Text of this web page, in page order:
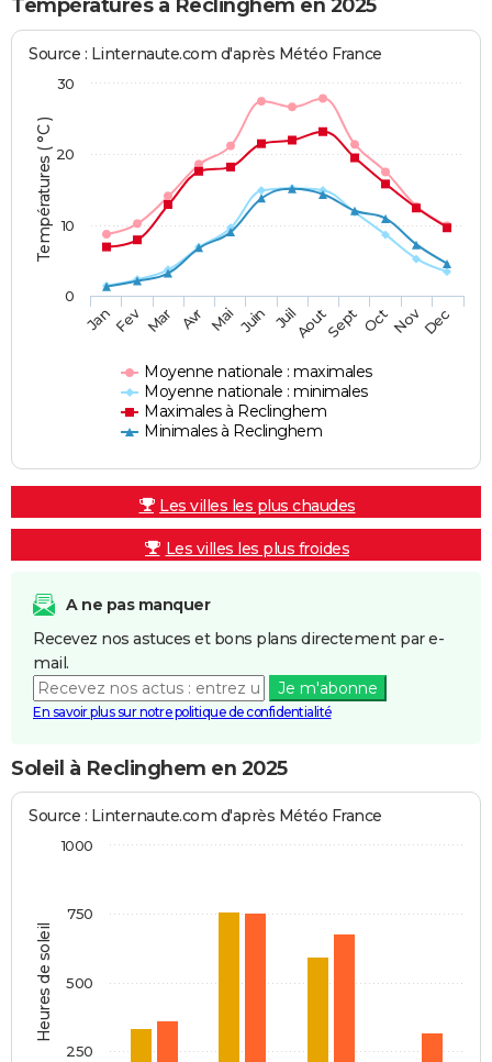
Températures à Reclinghem en 2025
Températures ( °C )
Source : Linternaute.com d'après Météo France
Moyenne nationale : maximales
Moyenne nationale : minimales
Maximales à Reclinghem
Minimales à Reclinghem
JanFev Mar Avr Mai Juin JuilAoutSept OctNovDec
0
10
20
30
Les villes les plus chaudes
Les villes les plus froides
A ne pas manquer
Recevez nos astuces et bons plans directement par e-
mail.
Je m'abonne
En savoir plus sur notre politique de confidentialité
Soleil à Reclinghem en 2025
Heures de soleil
Source : Linternaute.com d'après Météo France
250
500
750
1000